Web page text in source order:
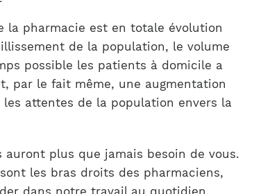
la pharmacie est en totale évolution
de la population, le volume
possible les patients à domicile a
par le fait même, une augmentation
attentes de la population envers la
plus que jamais besoin de vous.
les bras droits des pharmaciens,
dans notre travail au quotidien.